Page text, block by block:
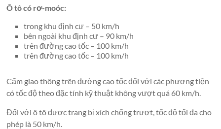
Ô tô có rơ-moóc:
trong khu định cư – 50 km/h
bên ngoài khu định cư – 90 km/h
trên đường cao tốc – 100 km/h
trên đường cao tốc – 100 km/h
Cấm giao thông trên đường cao tốc đối với các phương tiện
có tốc độ theo đặc tính kỹ thuật không vượt quá 60 km/h.
Đối với ô tô được trang bị xích chống trượt, tốc độ tối đa cho
phép là 50 km/h.